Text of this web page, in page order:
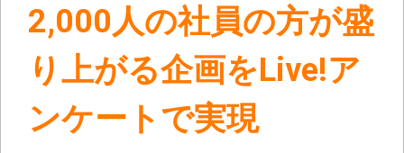
2,000人の社員の方が盛
り上がる企画をLive!ア
ンケートで実現